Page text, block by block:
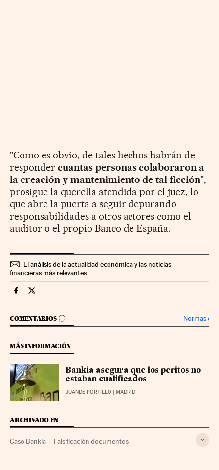
"Como es obvio, de tales hechos habrán de
responder cuantas personas colaboraron a
la creación y mantenimiento de tal ficción",
prosigue la querella atendida por el juez, lo
que abre la puerta a seguir depurando
responsabilidades a otros actores como el
auditor o el propio Banco de España.
El análisis de la actualidad económica y las noticias
financieras más relevantes
Mercados Financieros Cinco Días en Facebook
Mercados Financieros Cinco Días en Twitter
COMENTARIOS
IR A LOS COMENTARIOS Normas›
MÁS INFORMACIÓN
Bankia asegura que los peritos no
estaban cualificados
JUANDE PORTILLO | MADRID
ARCHIVADO EN
Caso Bankia Falsificación documentos